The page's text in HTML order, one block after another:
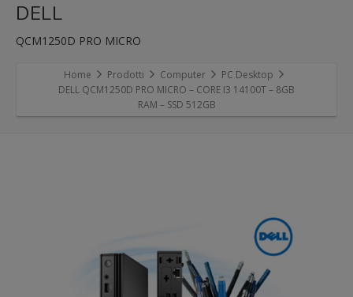
DELL
QCM1250D PRO MICRO
Home Prodotti Computer
PC Desktop
DELL QCM1250D PRO MICRO – CORE I3 14100T – 8GB
RAM – SSD 512GB